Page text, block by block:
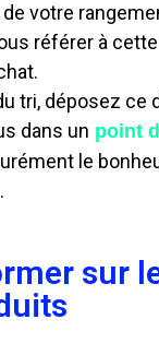
votre
référer à
tri, déposez ce
dans un point
le
sur